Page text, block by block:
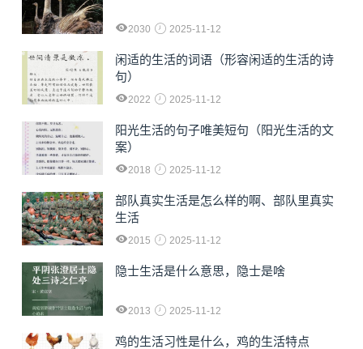
2030 2025-11-12
闲适的生活的词语（形容闲适的生活的诗
句）
2022 2025-11-12
阳光生活的句子唯美短句（阳光生活的文
案）
2018 2025-11-12
部队真实生活是怎么样的啊、部队里真实
生活
2015 2025-11-12
隐士生活是什么意思，隐士是啥
2013 2025-11-12
鸡的生活习性是什么，鸡的生活特点